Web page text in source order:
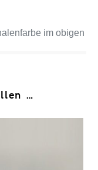
im obigen
…